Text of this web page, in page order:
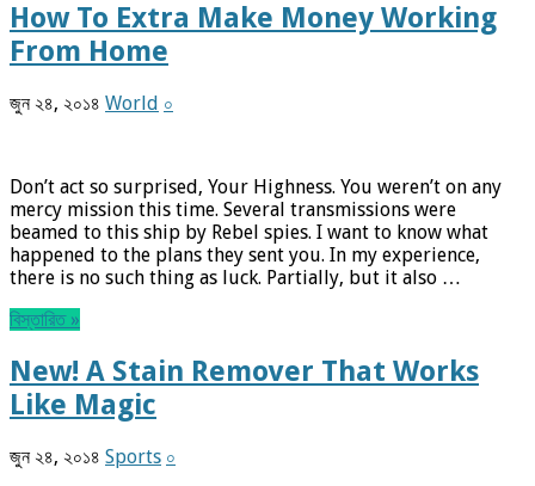
How To Extra Make Money Working
From Home
জুন ২৪, ২০১৪ World ০
Don’t act so surprised, Your Highness. You weren’t on any
mercy mission this time. Several transmissions were
beamed to this ship by Rebel spies. I want to know what
happened to the plans they sent you. In my experience,
there is no such thing as luck. Partially, but it also …
বিস্তারিত »
New! A Stain Remover That Works
Like Magic
জুন ২৪, ২০১৪ Sports ০